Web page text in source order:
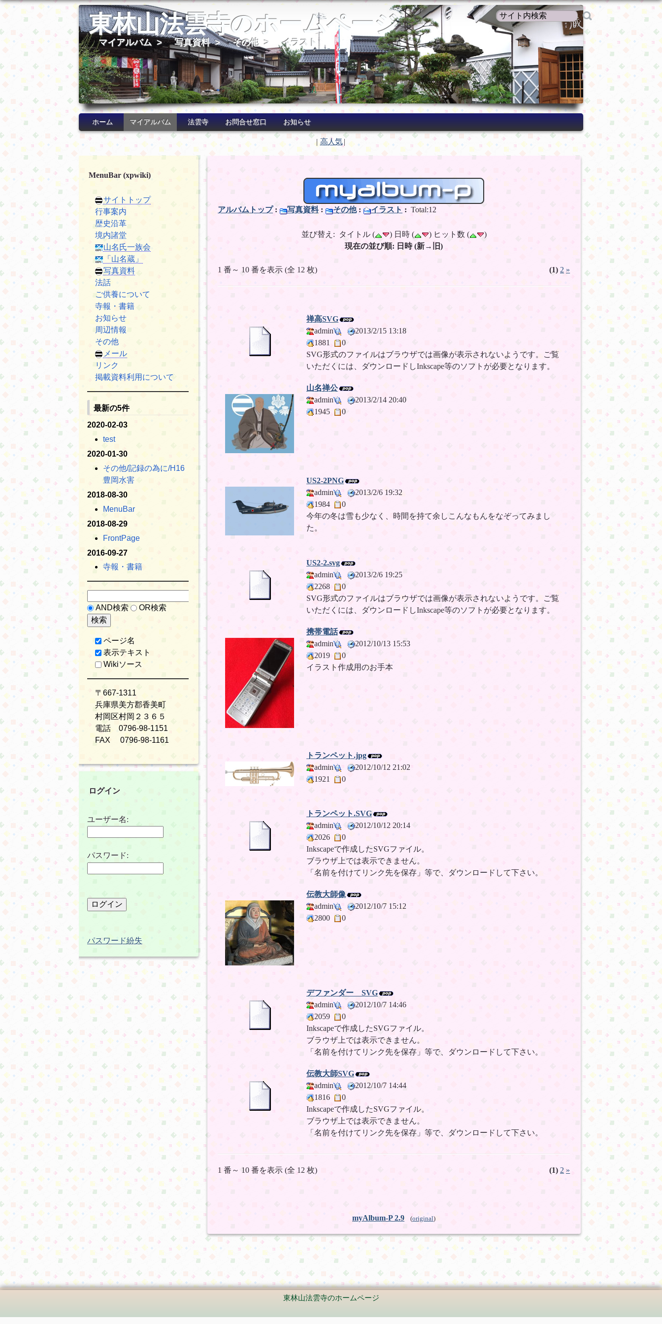
東林山法雲寺のホームページ
マイアルバム > 写真資料> その他 > イラスト
ホーム マイアルバム 法雲寺 お問合せ窓口 お知らせ
|高人気|
アルバムトップ: 写真資料: その他: イラスト : Total:12
並び替え: タイトル ( ) 日時 ( ) ヒット数 (
)
現在の並び順: 日時 (新→旧)
1 番～ 10 番を表示 (全 12 枚) (1) 2 »
禅高SVG
admin
2013/2/15 13:18
1881
0
SVG形式のファイルはブラウザでは画像が表示されないようです。ご覧
いただくには、ダウンロードしInkscape等のソフトが必要となります。
山名禅公
admin
2013/2/14 20:40
1945
0
US2-2PNG
admin
2013/2/6 19:32
1984
0
今年の冬は雪も少なく、時間を持て余しこんなもんをなぞってみまし
た。
US2-2.svg
admin
2013/2/6 19:25
2268
0
SVG形式のファイルはブラウザでは画像が表示されないようです。ご覧
いただくには、ダウンロードしInkscape等のソフトが必要となります。
携帯電話
admin
2012/10/13 15:53
2019
0
イラスト作成用のお手本
トランペット.jpg
admin
2012/10/12 21:02
1921
0
トランペット.SVG
admin
2012/10/12 20:14
2026
0
Inkscapeで作成したSVGファイル。
ブラウザ上では表示できません。
「名前を付けてリンク先を保存」等で、ダウンロードして下さい。
伝教大師像
admin
2012/10/7 15:12
2800
0
デファンダー SVG
admin
2012/10/7 14:46
2059
0
Inkscapeで作成したSVGファイル。
ブラウザ上では表示できません。
「名前を付けてリンク先を保存」等で、ダウンロードして下さい。
伝教大師SVG
admin
2012/10/7 14:44
1816
0
Inkscapeで作成したSVGファイル。
ブラウザ上では表示できません。
「名前を付けてリンク先を保存」等で、ダウンロードして下さい。
1 番～ 10 番を表示 (全 12 枚) (1) 2 »
myAlbum-P 2.9 (original)
MenuBar (xpwiki)
サイトトップ
行事案内
歴史沿革
境内諸堂
山名氏一族会
「山名蔵」
写真資料
法話
ご供養について
寺報・書籍
お知らせ
周辺情報
その他
メール
リンク
掲載資料利用について
最新の5件
2020-02-03
test
2020-01-30
その他​/記録の為に​/H16
豊岡水害
2018-08-30
MenuBar
2018-08-29
FrontPage
2016-09-27
寺報・書籍
AND検索 OR検索
ページ名
表示テキスト
Wikiソース
〒667-1311
兵庫県美方郡香美町
村岡区村岡２３６５
電話 0796-98-1151
FAX 0796-98-1161
ログイン
ユーザー名:
パスワード:
パスワード紛失
東林山法雲寺のホームページ